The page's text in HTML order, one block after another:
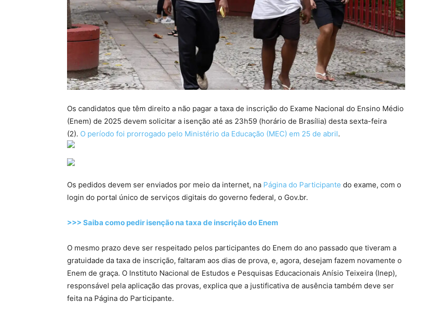
Os candidatos que têm direito a não pagar a taxa de inscrição do Exame Nacional do Ensino Médio
(Enem) de 2025 devem solicitar a isenção até as 23h59 (horário de Brasília) desta sexta-feira
(2). O período foi prorrogado pelo Ministério da Educação (MEC) em 25 de abril.
Os pedidos devem ser enviados por meio da internet, na Página do Participante do exame, com o
login do portal único de serviços digitais do governo federal, o Gov.br.
>>> Saiba como pedir isenção na taxa de inscrição do Enem
O mesmo prazo deve ser respeitado pelos participantes do Enem do ano passado que tiveram a
gratuidade da taxa de inscrição, faltaram aos dias de prova, e, agora, desejam fazem novamente o
Enem de graça. O Instituto Nacional de Estudos e Pesquisas Educacionais Anísio Teixeira (Inep),
responsável pela aplicação das provas, explica que a justificativa de ausência também deve ser
feita na Página do Participante.